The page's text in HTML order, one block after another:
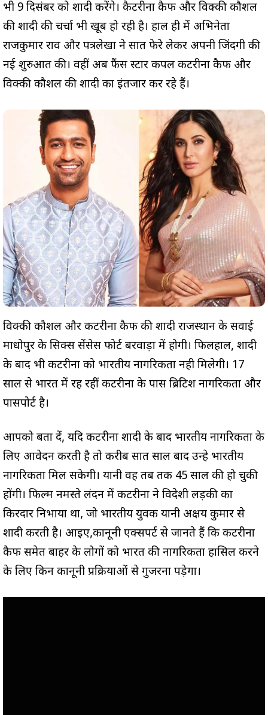
भी 9 दिसंबर को शादी करेंगे। कैटरीना कैफ और विक्की कौशल
की शादी की चर्चा भी खूब हो रही है। हाल ही में अभिनेता
राजकुमार राव और पत्रलेखा ने सात फेरे लेकर अपनी जिंदगी की
नई शुरुआत की। वहीं अब फैंस स्टार कपल कटरीना कैफ और
विक्की कौशल की शादी का इंतजार कर रहे हैं।
विक्की कौशल और कटरीना कैफ की शादी राजस्थान के सवाई
माधोपुर के सिक्स सेंसेस फोर्ट बरवाड़ा में होगी। फिलहाल, शादी
के बाद भी कटरीना को भारतीय नागरिकता नही मिलेगी। 17
साल से भारत में रह रहीं कटरीना के पास ब्रिटिश नागरिकता और
पासपोर्ट है।
आपको बता दें, यदि कटरीना शादी के बाद भारतीय नागरिकता के
लिए आवेदन करती है तो करीब सात साल बाद उन्हे भारतीय
नागरिकता मिल सकेगी। यानी वह तब तक 45 साल की हो चुकी
होंगी। फिल्म नमस्ते लंदन में कटरीना ने विदेशी लड़की का
किरदार निभाया था, जो भारतीय युवक यानी अक्षय कुमार से
शादी करती है। आइए,कानूनी एक्सपर्ट से जानते हैं कि कटरीना
कैफ समेत बाहर के लोगों को भारत की नागरिकता हासिल करने
के लिए किन कानूनी प्रक्रियाओं से गुजरना पड़ेगा।